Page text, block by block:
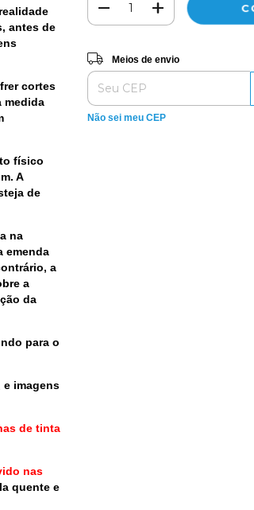
antes de
cortes
medida
físico
A
de
na
emenda
a
a
da
para o
imagens
de tinta
nas
quente e
Entregas para o CEP:
Meios de envio
Não sei meu CEP